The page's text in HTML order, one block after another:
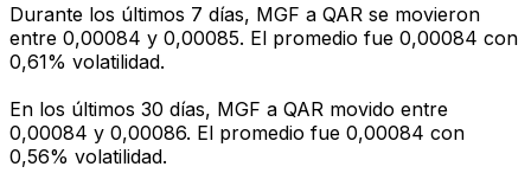
Durante los últimos 7 días, MGF a QAR se movieron
entre 0,00084 y 0,00085. El promedio fue 0,00084 con
0,61% volatilidad.
En los últimos 30 días, MGF a QAR movido entre
0,00084 y 0,00086. El promedio fue 0,00084 con
0,56% volatilidad.